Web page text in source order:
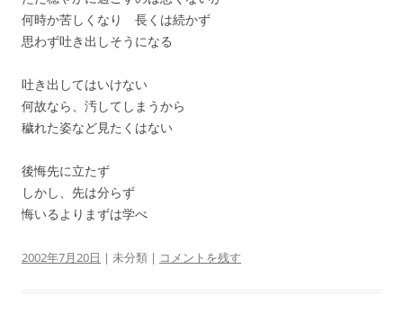
何時か苦しくなり 長くは続かず
思わず吐き出しそうになる
吐き出してはいけない
何故なら、汚してしまうから
穢れた姿など見たくはない
後悔先に立たず
しかし、先は分らず
悔いるよりまずは学べ
2002年7月20日 | 未分類 | コメントを残す